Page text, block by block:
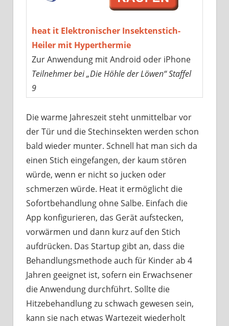
heat it Elektronischer Insektenstich-
Heiler mit Hyperthermie
Zur Anwendung mit Android oder iPhone
Teilnehmer bei „Die Höhle der Löwen“ Staffel
9
Die warme Jahreszeit steht unmittelbar vor
der Tür und die Stechinsekten werden schon
bald wieder munter. Schnell hat man sich da
einen Stich eingefangen, der kaum stören
würde, wenn er nicht so jucken oder
schmerzen würde. Heat it ermöglicht die
Sofortbehandlung ohne Salbe. Einfach die
App konfigurieren, das Gerät aufstecken,
vorwärmen und dann kurz auf den Stich
aufdrücken. Das Startup gibt an, dass die
Behandlungsmethode auch für Kinder ab 4
Jahren geeignet ist, sofern ein Erwachsener
die Anwendung durchführt. Sollte die
Hitzebehandlung zu schwach gewesen sein,
kann sie nach etwas Wartezeit wiederholt